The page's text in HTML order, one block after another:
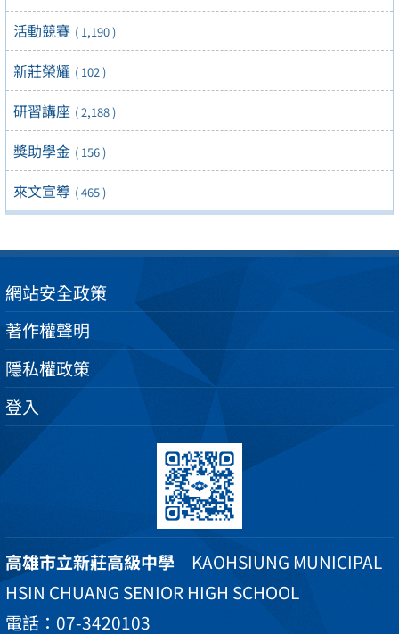
活動競賽 ( 1,190 )
新莊榮耀 ( 102 )
研習講座 ( 2,188 )
獎助學金 ( 156 )
來文宣導 ( 465 )
網站安全政策
著作權聲明
隱私權政策
登入
高雄市立新莊高級中學 KAOHSIUNG MUNICIPAL
HSIN CHUANG SENIOR HIGH SCHOOL
電話：07-3420103